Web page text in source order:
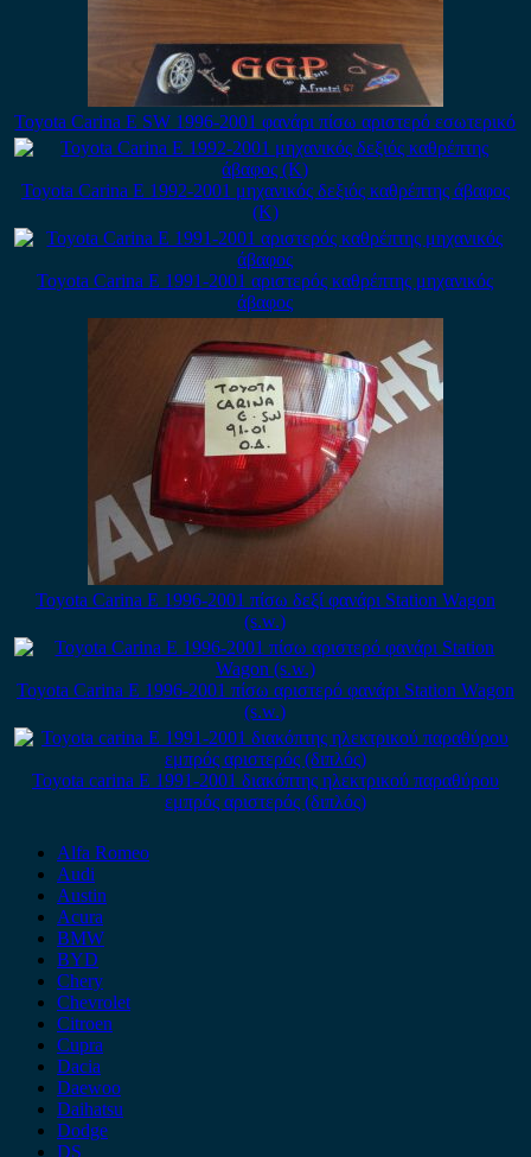
Toyota Carina E SW 1996-2001 φανάρι πίσω αριστερό εσωτερικό
Toyota Carina E 1992-2001 μηχανικός δεξιός καθρέπτης άβαφος
(Κ)
Toyota Carina E 1991-2001 αριστερός καθρέπτης μηχανικός
άβαφος
Toyota Carina E 1996-2001 πίσω δεξί φανάρι Station Wagon
(s.w.)
Toyota Carina E 1996-2001 πίσω αριστερό φανάρι Station Wagon
(s.w.)
Toyota carina E 1991-2001 διακόπτης ηλεκτρικού παραθύρου
εμπρός αριστερός (διπλός)
Alfa Romeo
Audi
Austin
Acura
BMW
BYD
Chery
Chevrolet
Citroen
Cupra
Dacia
Daewoo
Daihatsu
Dodge
DS